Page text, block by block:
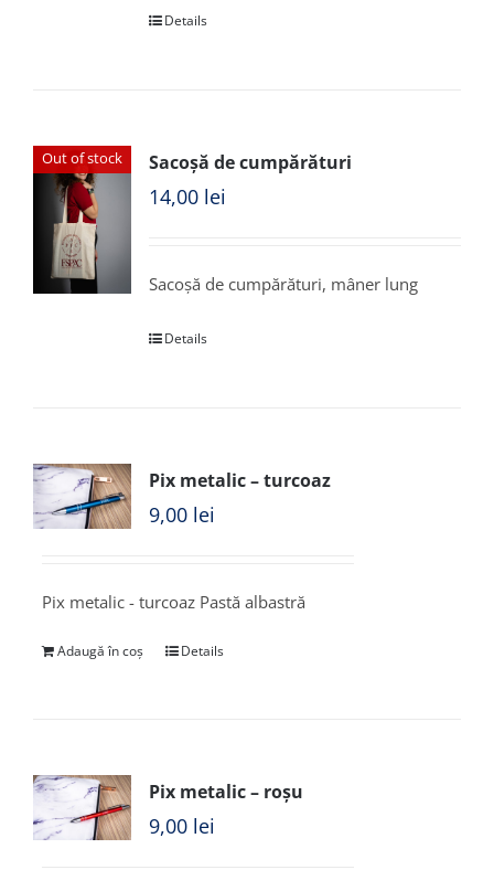
Details
Out of stock Sacoșă de cumpărături
14,00 lei
Sacoșă de cumpărături, mâner lung
Details
Pix metalic – turcoaz
9,00 lei
Pix metalic - turcoaz Pastă albastră
Adaugă în coș Details
Pix metalic – roșu
9,00 lei